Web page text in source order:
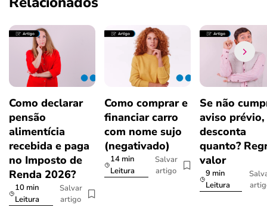
Como declarar
pensão
alimentícia
recebida e paga
no Imposto de
Renda 2026?
10 min
Leitura
Salvar
artigo
Como comprar e
financiar carro
com nome sujo
(negativado)
14 min
Leitura
Salvar
artigo
Se não
aviso prévio,
desconta
quanto?
valor
9 min
Leitura